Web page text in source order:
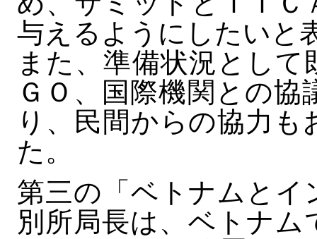
与えるようにしたいと
また、準備状況とし
ＧＯ、国際機関との
り、民間からの協力
た。
第三の「ベトナムとイ
別所局長は、ベトナ